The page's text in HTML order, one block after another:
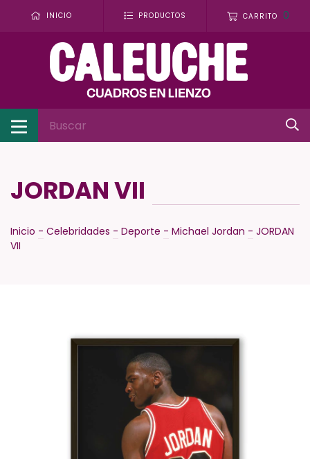
INICIO PRODUCTOS CARRITO 0
JORDAN VII
Inicio - Celebridades - Deporte - Michael Jordan - JORDAN
VII